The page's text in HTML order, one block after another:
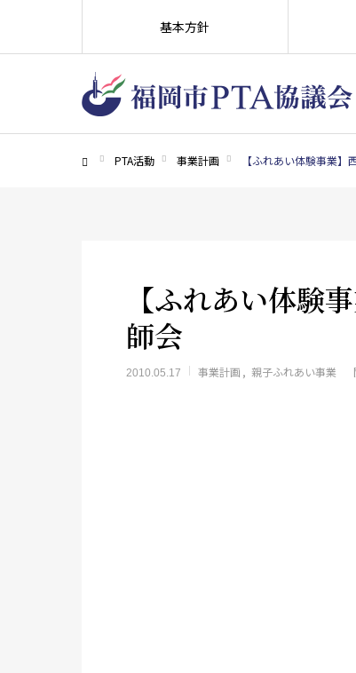
基本方針
PTA活動 事業計画 【ふれあい体験事業
【ふれあい体験
師会
2010.05.17 事業計画 親子ふれあい事業